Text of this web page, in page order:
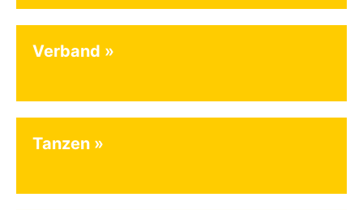
Verband
Tanzen